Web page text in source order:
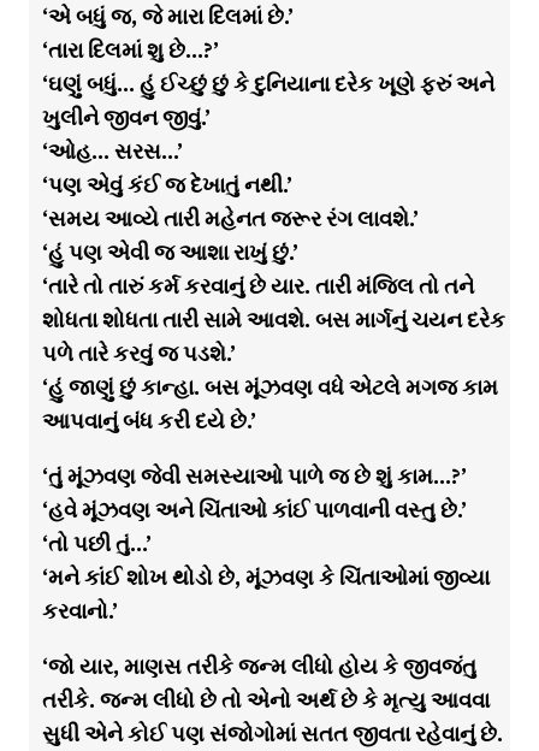
‘એ બધું જ, જે મારા દિલમાં છે.’
‘તારા દિલમાં શુ છે…?’
‘ઘણું બધું… હું ઈચ્છું છું કે દુનિયાના દરેક ખૂણે ફરું અને
ખુલીને જીવન જીવું.’
‘ઓહ… સરસ…’
‘પણ એવું કંઈ જ દેખાતું નથી.’
‘સમય આવ્યે તારી મહેનત જરૂર રંગ લાવશે.’
‘હું પણ એવી જ આશા રાખું છું.’
‘તારે તો તારું કર્મ કરવાનું છે યાર. તારી મંજિલ તો તને
શોધતા શોધતા તારી સામે આવશે. બસ માર્ગનું ચયન દરેક
પળે તારે કરવું જ પડશે.’
‘હું જાણું છું કાન્હા. બસ મૂંઝવણ વધે એટલે મગજ કામ
આપવાનું બંધ કરી દયે છે.’
‘તું મૂંઝવણ જેવી સમસ્યાઓ પાળે જ છે શું કામ…?’
‘હવે મૂંઝવણ અને ચિંતાઓ કાંઈ પાળવાની વસ્તુ છે.’
‘તો પછી તું…’
‘મને કાંઈ શોખ થોડો છે, મૂંઝવણ કે ચિંતાઓમાં જીવ્યા
કરવાનો.’
‘જો યાર, માણસ તરીકે જન્મ લીધો હોય કે જીવજંતુ
તરીકે. જન્મ લીધો છે તો એનો અર્થ છે કે મૃત્યુ આવવા
સુધી એને કોઈ પણ સંજોગોમાં સતત જીવતા રહેવાનું છે.